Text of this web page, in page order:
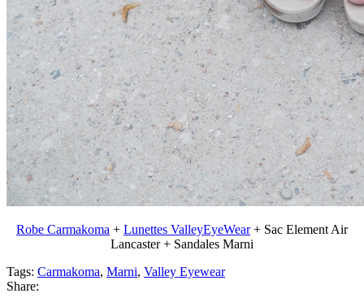
Robe Carmakoma + Lunettes ValleyEyeWear+ Sac Element Air
Lancaster + Sandales Marni
Tags: Carmakoma, Marni, Valley Eyewear
Share: